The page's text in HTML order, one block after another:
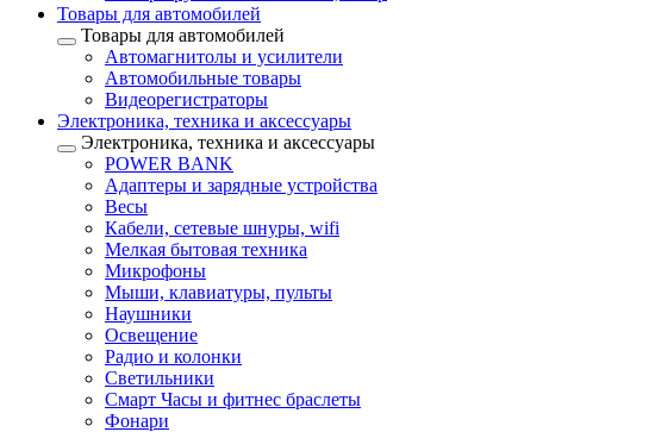
Товары для автомобилей
Товары для автомобилей
Автомагнитолы и усилители
Автомобильные товары
Видеорегистраторы
Электроника, техника и аксессуары
Электроника, техника и аксессуары
POWER BANK
Адаптеры и зарядные устройства
Весы
Кабели, сетевые шнуры, wifi
Мелкая бытовая техника
Микрофоны
Мыши, клавиатуры, пульты
Наушники
Освещение
Радио и колонки
Светильники
Смарт Часы и фитнес браслеты
Фонари